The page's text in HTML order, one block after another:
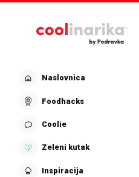
Naslovnica
Foodhacks
Coolie
Zeleni kutak
Inspiracija